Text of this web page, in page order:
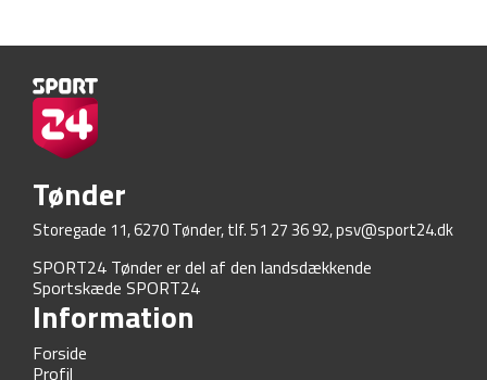
Tønder
Storegade 11, 6270 Tønder, tlf. 51 27 36 92,psv@sport24.dk
SPORT24 Tønder er del af den landsdækkende
Sportskæde SPORT24
Information
Forside
Profil